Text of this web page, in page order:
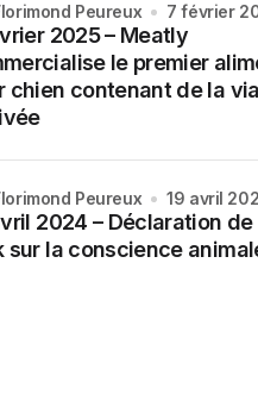
2025 – Meatly
le premier
chien contenant de la
Peureux 7 février
2024 – Déclaration de
sur la conscience
Peureux 19 avril